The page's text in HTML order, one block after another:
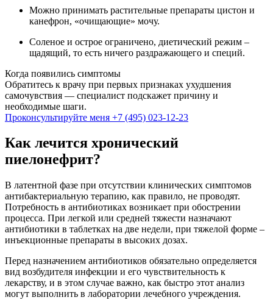
Можно принимать растительные препараты цистон и
канефрон, «очищающие» мочу.
Соленое и острое ограничено, диетический режим –
щадящий, то есть ничего раздражающего и специй.
Когда появились симптомы
Обратитесь к врачу при первых признаках ухудшения
самочувствия — специалист подскажет причину и
необходимые шаги.
Проконсультируйте меня +7 (495) 023-12-23
Как лечится хронический
пиелонефрит?
В латентной фазе при отсутствии клинических симптомов
антибактериальную терапию, как правило, не проводят.
Потребность в антибиотиках возникает при обострении
процесса. При легкой или средней тяжести назначают
антибиотики в таблетках на две недели, при тяжелой форме –
инъекционные препараты в высоких дозах.
Перед назначением антибиотиков обязательно определяется
вид возбудителя инфекции и его чувствительность к
лекарству, и в этом случае важно, как быстро этот анализ
могут выполнить в лаборатории лечебного учреждения.